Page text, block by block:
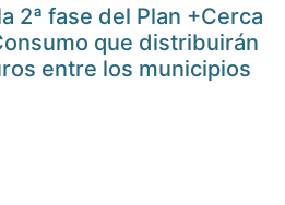
2ª fase del Plan +Cerca
que distribuirán
entre los municipios